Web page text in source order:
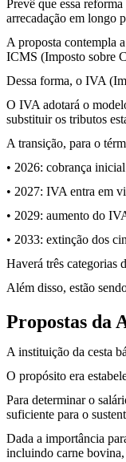
Prevê que essa
arrecadação em longo
A proposta contempla
ICMS (Imposto sobre
Dessa forma, o IVA
O IVA adotará o
substituir os tributos
A transição, para o
• 2026: cobrança
• 2027: IVA entra em
• 2029: aumento do
• 2033: extinção dos
Haverá três categorias
Além disso, estão
Propostas da
A instituição da cesta
O propósito era
Para determinar o
suficiente para o
Dada a importância
incluindo carne